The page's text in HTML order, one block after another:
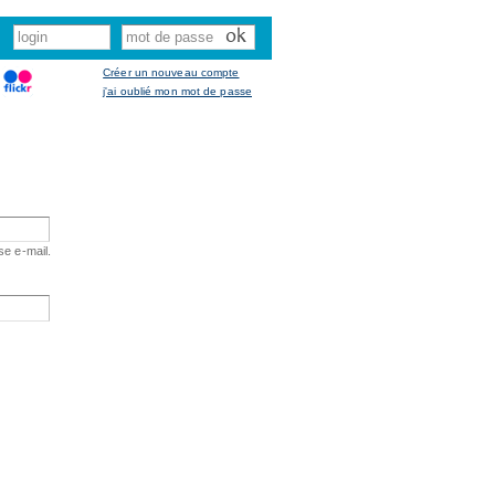
Créer un nouveau compte
j'ai oublié mon mot de passe
e-mail.